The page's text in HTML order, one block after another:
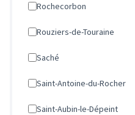
Rochecorbon
Rouziers-de-Touraine
Saché
Saint-Antoine-du-Rocher
Saint-Aubin-le-Dépeint